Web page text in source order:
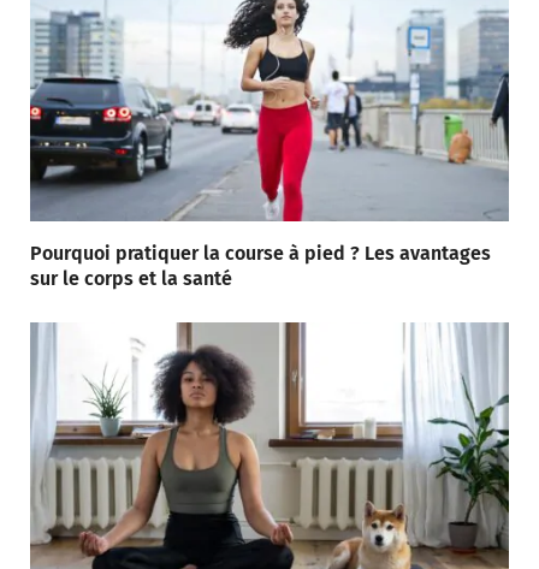
Pourquoi pratiquer la course à pied ? Les avantages
sur le corps et la santé